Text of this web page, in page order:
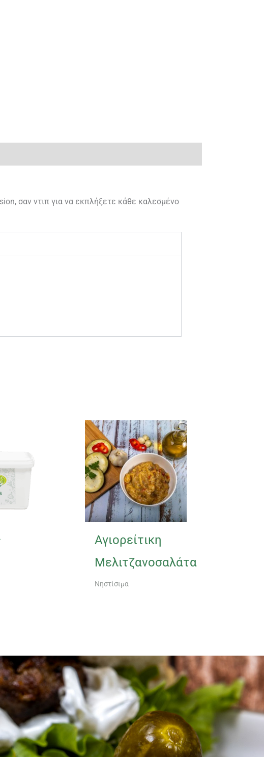
σαν ντιπ για να εκπλήξετε κάθε καλεσμένο
Αγιορείτικη
Μελιτζανοσαλάτα
Νηστίσιμα